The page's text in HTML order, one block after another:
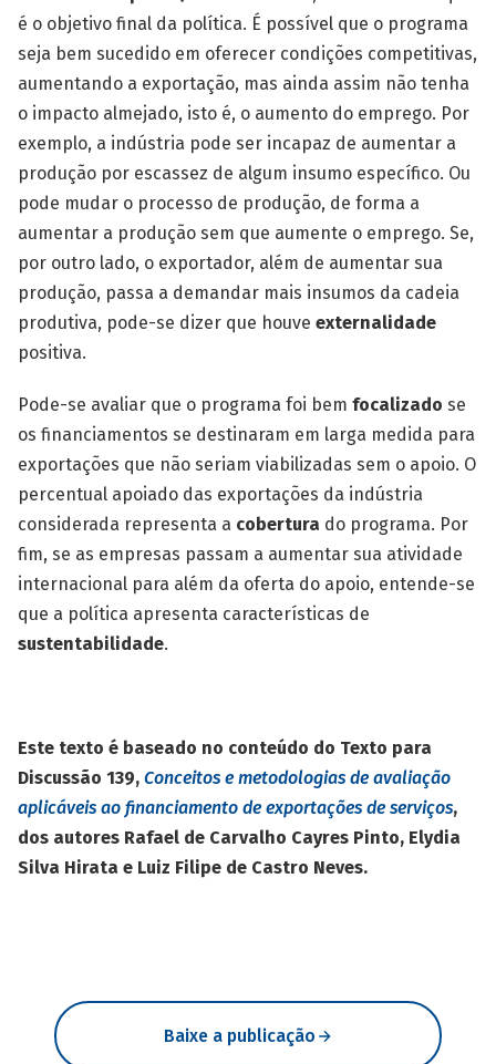
é o objetivo final da política. É possível que o programa
seja bem sucedido em oferecer condições competitivas,
aumentando a exportação, mas ainda assim não tenha
o impacto almejado, isto é, o aumento do emprego. Por
exemplo, a indústria pode ser incapaz de aumentar a
produção por escassez de algum insumo específico. Ou
pode mudar o processo de produção, de forma a
aumentar a produção sem que aumente o emprego. Se,
por outro lado, o exportador, além de aumentar sua
produção, passa a demandar mais insumos da cadeia
produtiva, pode-se dizer que houve externalidade
positiva.
Pode-se avaliar que o programa foi bem focalizado se
os financiamentos se destinaram em larga medida para
exportações que não seriam viabilizadas sem o apoio. O
percentual apoiado das exportações da indústria
considerada representa a cobertura do programa. Por
fim, se as empresas passam a aumentar sua atividade
internacional para além da oferta do apoio, entende-se
que a política apresenta características de
sustentabilidade.
Este texto é baseado no conteúdo do Texto para
Discussão 139, Conceitos e metodologias de avaliação
aplicáveis ao financiamento de exportações de serviços,
dos autores Rafael de Carvalho Cayres Pinto, Elydia
Silva Hirata e Luiz Filipe de Castro Neves.
Baixe a publicação